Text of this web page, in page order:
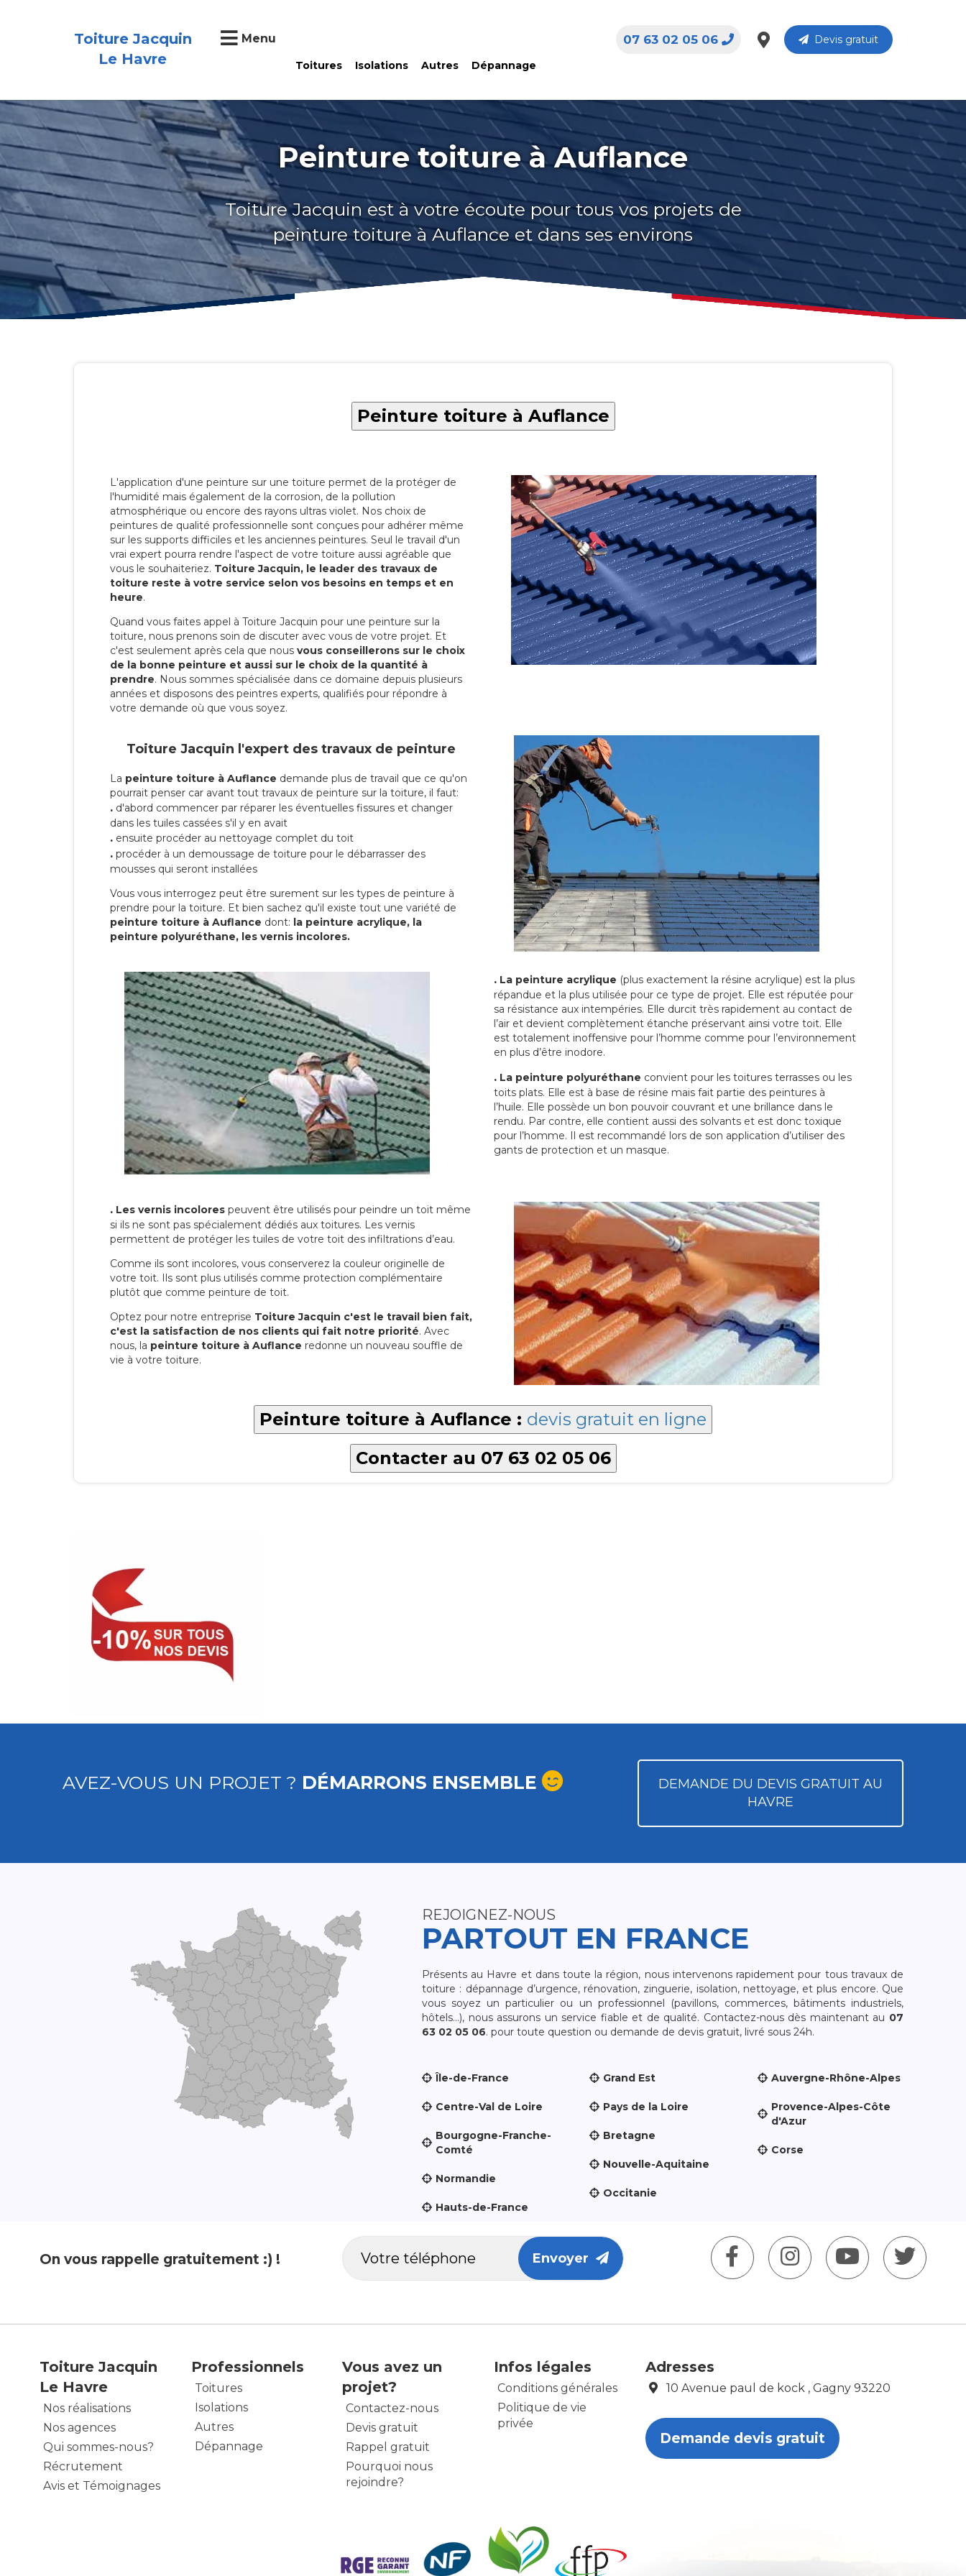
Toiture Jacquin
Le Havre
Menu
Toitures Isolations Autres Dépannage
Devis gratuit
07 63 02 05 06
Peinture toiture à Auflance
Toiture Jacquin est à votre écoute pour tous vos projets de
peinture toiture à Auflance et dans ses environs
Peinture toiture à Auflance
L'application d'une peinture sur une toiture permet de la protéger de
l'humidité mais également de la corrosion, de la pollution
atmosphérique ou encore des rayons ultras violet. Nos choix de
peintures de qualité professionnelle sont conçues pour adhérer même
sur les supports difficiles et les anciennes peintures. Seul le travail d'un
vrai expert pourra rendre l'aspect de votre toiture aussi agréable que
vous le souhaiteriez. Toiture Jacquin, le leader des travaux de
toiture reste à votre service selon vos besoins en temps et en
heure.
Quand vous faites appel à Toiture Jacquin pour une peinture sur la
toiture, nous prenons soin de discuter avec vous de votre projet. Et
c'est seulement après cela que nous vous conseillerons sur le choix
de la bonne peinture et aussi sur le choix de la quantité à
prendre. Nous sommes spécialisée dans ce domaine depuis plusieurs
années et disposons des peintres experts, qualifiés pour répondre à
votre demande où que vous soyez.
Toiture Jacquin l'expert des travaux de peinture
La peinture toiture à Auflance demande plus de travail que ce qu'on
pourrait penser car avant tout travaux de peinture sur la toiture, il faut:
. d'abord commencer par réparer les éventuelles fissures et changer
dans les tuiles cassées s'il y en avait
. ensuite procéder au nettoyage complet du toit
. procéder à un demoussage de toiture pour le débarrasser des
mousses qui seront installées
Vous vous interrogez peut être surement sur les types de peinture à
prendre pour la toiture. Et bien sachez qu'il existe tout une variété de
peinture toiture à Auflance dont: la peinture acrylique, la
peinture polyuréthane, les vernis incolores.
. La peinture acrylique (plus exactement la résine acrylique) est la plus
répandue et la plus utilisée pour ce type de projet. Elle est réputée pour
sa résistance aux intempéries. Elle durcit très rapidement au contact de
l’air et devient complètement étanche préservant ainsi votre toit. Elle
est totalement inoffensive pour l’homme comme pour l’environnement
en plus d’être inodore.
. La peinture polyuréthane convient pour les toitures terrasses ou les
toits plats. Elle est à base de résine mais fait partie des peintures à
l’huile. Elle possède un bon pouvoir couvrant et une brillance dans le
rendu. Par contre, elle contient aussi des solvants et est donc toxique
pour l’homme. Il est recommandé lors de son application d’utiliser des
gants de protection et un masque.
. Les vernis incolores peuvent être utilisés pour peindre un toit même
si ils ne sont pas spécialement dédiés aux toitures. Les vernis
permettent de protéger les tuiles de votre toit des infiltrations d’eau.
Comme ils sont incolores, vous conserverez la couleur originelle de
votre toit. Ils sont plus utilisés comme protection complémentaire
plutôt que comme peinture de toit.
Optez pour notre entreprise Toiture Jacquin c'est le travail bien fait,
c'est la satisfaction de nos clients qui fait notre priorité. Avec
nous, la peinture toiture à Auflance redonne un nouveau souffle de
vie à votre toiture.
Peinture toiture à Auflance : devis gratuit en ligne
Contacter au 07 63 02 05 06
AVEZ-VOUS UN PROJET ? DÉMARRONS ENSEMBLE
DEMANDE DU DEVIS GRATUIT AU
HAVRE
REJOIGNEZ-NOUS
PARTOUT EN FRANCE
Présents au Havre et dans toute la région, nous intervenons rapidement pour tous travaux de
toiture : dépannage d’urgence, rénovation, zinguerie, isolation, nettoyage, et plus encore. Que
vous soyez un particulier ou un professionnel (pavillons, commerces, bâtiments industriels,
hôtels…), nous assurons un service fiable et de qualité. Contactez-nous dès maintenant au 07
63 02 05 06. pour toute question ou demande de devis gratuit, livré sous 24h.
Île-de-France
Centre-Val de Loire
Bourgogne-Franche-
Comté
Normandie
Hauts-de-France
Grand Est
Pays de la Loire
Bretagne
Nouvelle-Aquitaine
Occitanie
Auvergne-Rhône-Alpes
Provence-Alpes-Côte
d'Azur
Corse
On vous rappelle gratuitement :) ! Envoyer
Toiture Jacquin
Le Havre
Nos réalisations
Nos agences
Qui sommes-nous?
Récrutement
Avis et Témoignages
Professionnels
Toitures
Isolations
Autres
Dépannage
Vous avez un
projet?
Contactez-nous
Devis gratuit
Rappel gratuit
Pourquoi nous
rejoindre?
Infos légales
Conditions générales
Politique de vie
privée
Adresses
10 Avenue paul de kock , Gagny 93220
Demande devis gratuit